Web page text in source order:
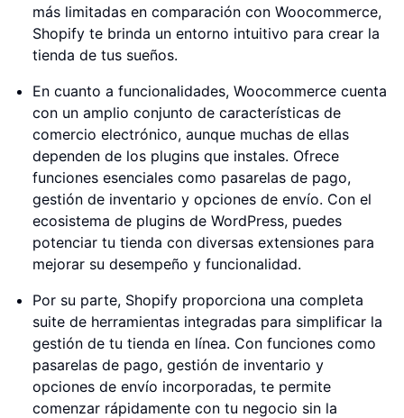
más limitadas en comparación con Woocommerce,
Shopify te brinda un entorno intuitivo para crear la
tienda de tus sueños.
En cuanto a funcionalidades, Woocommerce cuenta
con un amplio conjunto de características de
comercio electrónico, aunque muchas de ellas
dependen de los plugins que instales. Ofrece
funciones esenciales como pasarelas de pago,
gestión de inventario y opciones de envío. Con el
ecosistema de plugins de WordPress, puedes
potenciar tu tienda con diversas extensiones para
mejorar su desempeño y funcionalidad.
Por su parte, Shopify proporciona una completa
suite de herramientas integradas para simplificar la
gestión de tu tienda en línea. Con funciones como
pasarelas de pago, gestión de inventario y
opciones de envío incorporadas, te permite
comenzar rápidamente con tu negocio sin la